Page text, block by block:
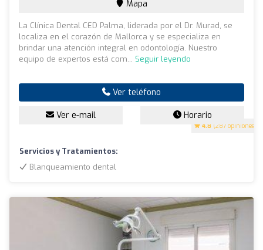
4.8 (287 opiniones)
Mapa
La Clínica Dental CED Palma, liderada por el Dr. Murad, se
localiza en el corazón de Mallorca y se especializa en
brindar una atención integral en odontología. Nuestro
equipo de expertos está com... Seguir leyendo
Ver teléfono
Ver e-mail Horario
Servicios y Tratamientos:
Blanqueamiento dental